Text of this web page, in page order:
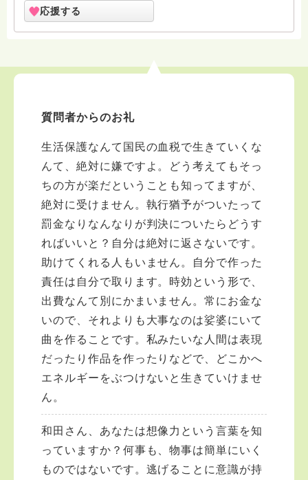
応援する
質問者からのお礼
生活保護なんて国民の血税で生きていくな
んて、絶対に嫌ですよ。どう考えてもそっ
ちの方が楽だということも知ってますが、
絶対に受けません。執行猶予がついたって
罰金なりなんなりが判決についたらどうす
ればいいと？自分は絶対に返さないです。
助けてくれる人もいません。自分で作った
責任は自分で取ります。時効という形で、
出費なんて別にかまいません。常にお金な
いので、それよりも大事なのは娑婆にいて
曲を作ることです。私みたいな人間は表現
だったり作品を作ったりなどで、どこかへ
エネルギーをぶつけないと生きていけませ
ん。
和田さん、あなたは想像力という言葉を知
っていますか？何事も、物事は簡単にいく
ものではないです。逃げることに意識が持